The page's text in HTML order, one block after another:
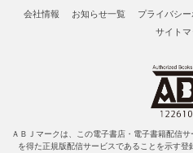
会社情報 お知らせ一覧 プライバシ
サイトマ
ＡＢＪマークは、この電子書店・電子書籍配信
を得た正規版配信サービスであることを示す